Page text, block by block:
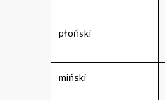
płoński
miński